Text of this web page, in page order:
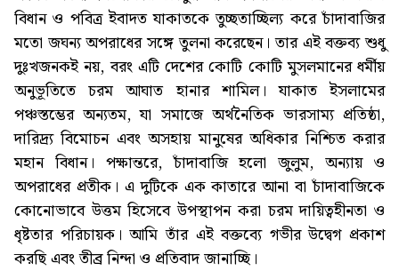
বিধান ও পবিত্র ইবাদত যাকাতকে তুচ্ছতাচ্ছিল্য করে চাঁদাবাজির
মতো জঘন্য অপরাধের সঙ্গে তুলনা করেছেন। তার এই বক্তব্য শুধু
দুঃখজনকই নয়, বরং এটি দেশের কোটি কোটি মুসলমানের ধর্মীয়
অনুভূতিতে চরম আঘাত হানার শামিল। যাকাত ইসলামের
পঞ্চস্তম্ভের অন্যতম, যা সমাজে অর্থনৈতিক ভারসাম্য প্রতিষ্ঠা,
দারিদ্র্য বিমোচন এবং অসহায় মানুষের অধিকার নিশ্চিত করার
মহান বিধান। পক্ষান্তরে, চাঁদাবাজি হলো জুলুম, অন্যায় ও
অপরাধের প্রতীক। এ দুটিকে এক কাতারে আনা বা চাঁদাবাজিকে
কোনোভাবে উত্তম হিসেবে উপস্থাপন করা চরম দায়িত্বহীনতা ও
ধৃষ্টতার পরিচায়ক। আমি তাঁর এই বক্তব্যে গভীর উদ্বেগ প্রকাশ
করছি এবং তীব্র নিন্দা ও প্রতিবাদ জানাচ্ছি।